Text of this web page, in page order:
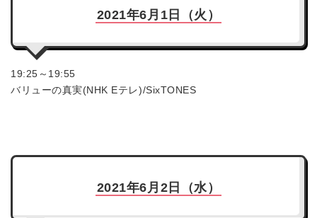
2021年6月1日（火）
19:25～19:55
バリューの真実(NHK Eテレ)/SixTONES
2021年6月2日（水）